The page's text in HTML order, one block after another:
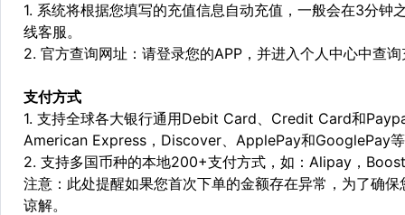
1. 系统将根据您填写的充值信息自动充值，一般会在3分
线客服。
2. 官方查询网址：请登录您的APP，并进入个人中心中查
支付方式
1. 支持全球各大银行通用Debit Card、Credit Card和
American Express，Discover、ApplePay和GooglePay
2. 支持多国币种的本地200+支付方式，如：Alipay，
注意：此处提醒如果您首次下单的金额存在异常，为了确
谅解。